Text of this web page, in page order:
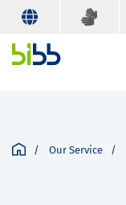
Our Service